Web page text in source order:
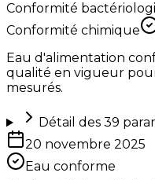
Conformité
Conformité chimique
Eau d'alimentation
qualité en vigueur
mesurés.
Détail des 39
20 novembre 2025
Eau conforme